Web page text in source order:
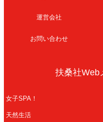
運営会社
お問い合わせ
扶桑社Web
女子SPA！
天然生活